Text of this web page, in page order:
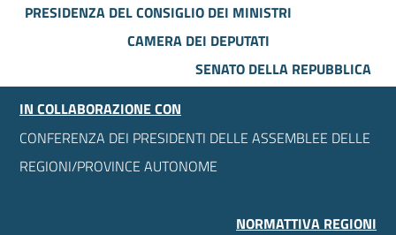
PRESIDENZA DEL CONSIGLIO DEI MINISTRI
CAMERA DEI DEPUTATI
SENATO DELLA REPUBBLICA
IN COLLABORAZIONE CON
CONFERENZA DEI PRESIDENTI DELLE ASSEMBLEE DELLE
REGIONI/PROVINCE AUTONOME
NORMATTIVA REGIONI